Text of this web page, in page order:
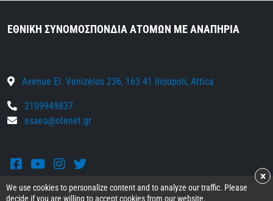
ΕΘΝΙΚΗ ΣΥΝΟΜΟΣΠΟΝΔΙΑ ΑΤΟΜΩΝ ΜΕ ΑΝΑΠΗΡΙΑ
Avenue El. Venizelos 236, 163 41 Ilioupoli, Attica
2109949837
esaea@otenet.gr
FacebookYoutubeInstagram
Twitter
We use cookies to personalize content and to analyze our traffic. Please
decide if you are willing to accept cookies from our website.
×